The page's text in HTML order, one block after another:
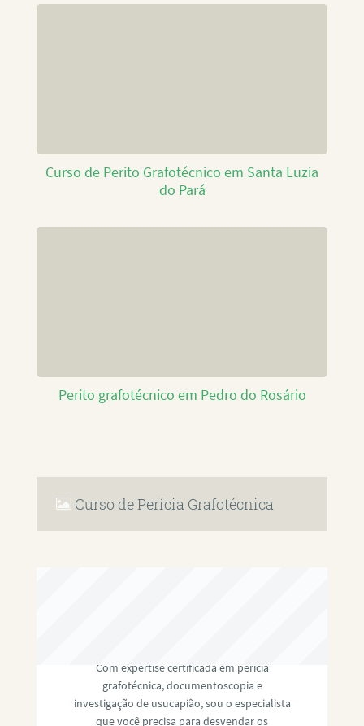
Curso de Perito Grafotécnico em Santa Luzia
do Pará
Perito grafotécnico em Pedro do Rosário
Curso de Perícia Grafotécnica
Com expertise certificada em perícia
grafotécnica, documentoscopia e
investigação de usucapião, sou o especialista
que você precisa para desvendar os